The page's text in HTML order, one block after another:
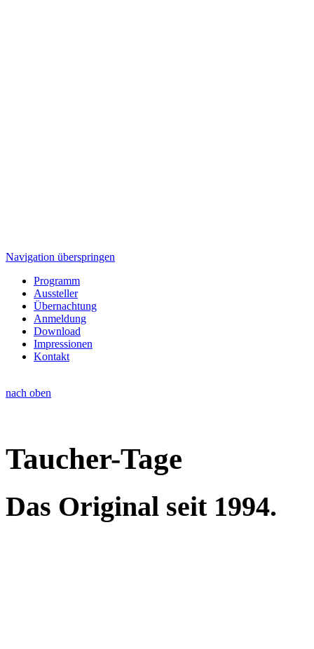
Navigation überspringen
Programm
Aussteller
Übernachtung
Anmeldung
Download
Impressionen
Kontakt
nach oben
Taucher-Tage
Das Original seit 1994.